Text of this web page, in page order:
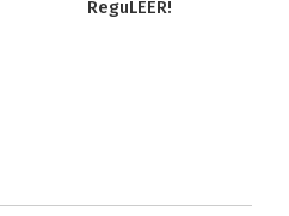
ReguLEER!